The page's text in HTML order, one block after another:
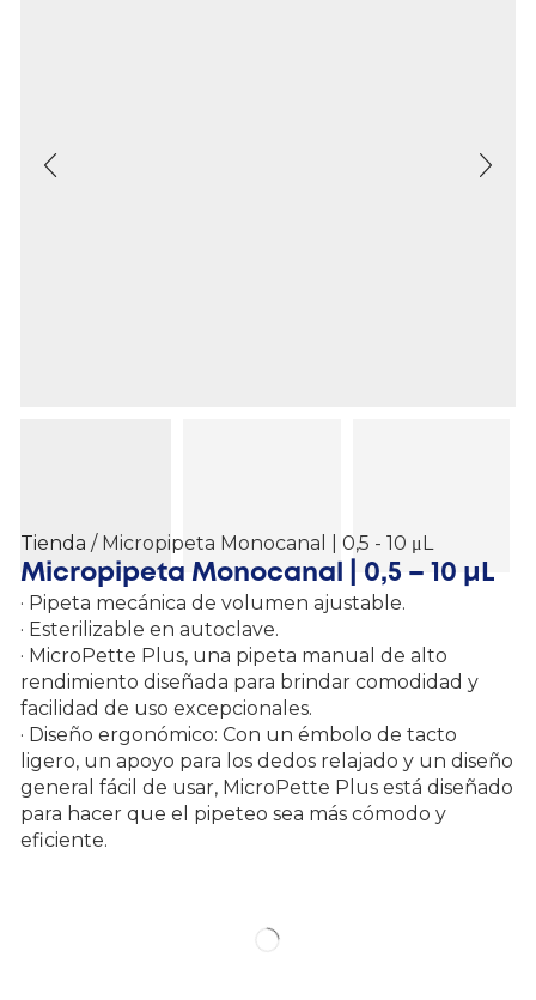
Tienda / Micropipeta Monocanal | 0,5 - 10 μL
Micropipeta Monocanal | 0,5 – 10 μL
· Pipeta mecánica de volumen ajustable.
· Esterilizable en autoclave.
· MicroPette Plus, una pipeta manual de alto
rendimiento diseñada para brindar comodidad y
facilidad de uso excepcionales.
· Diseño ergonómico: Con un émbolo de tacto
ligero, un apoyo para los dedos relajado y un diseño
general fácil de usar, MicroPette Plus está diseñado
para hacer que el pipeteo sea más cómodo y
eficiente.